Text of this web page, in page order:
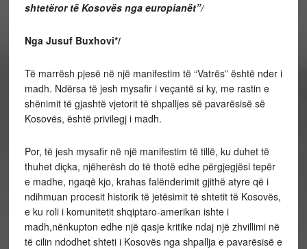
shtetëror të Kosovës nga europianët”/
Nga Jusuf Buxhovi*/
Të marrësh pjesë në një manifestim të “Vatrës” është nder i
madh. Ndërsa të jesh mysafir i veçantë si ky, me rastin e
shënimit të gjashtë vjetorit të shpalljes së pavarësisë së
Kosovës, është privilegj i madh.
Por, të jesh mysafir në një manifestim të tillë, ku duhet të
thuhet diçka, njëherësh do të thotë edhe përgjegjësi tepër
e madhe, ngaqë kjo, krahas falënderimit gjithë atyre që i
ndihmuan procesit historik të jetësimit të shtetit të Kosovës,
e ku roli i komunitetit shqiptaro-amerikan ishte i
madh,nënkupton edhe një qasje kritike ndaj një zhvillimi në
të cilin ndodhet shteti i Kosovës nga shpallja e pavarësisë e